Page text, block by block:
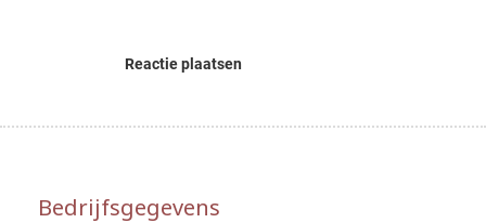
Reactie plaatsen
Bedrijfsgegevens